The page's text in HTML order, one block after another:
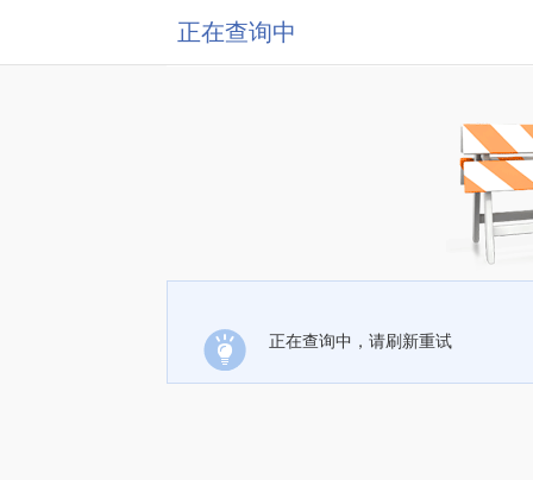
正在查询中
正在查询中，请刷新重试